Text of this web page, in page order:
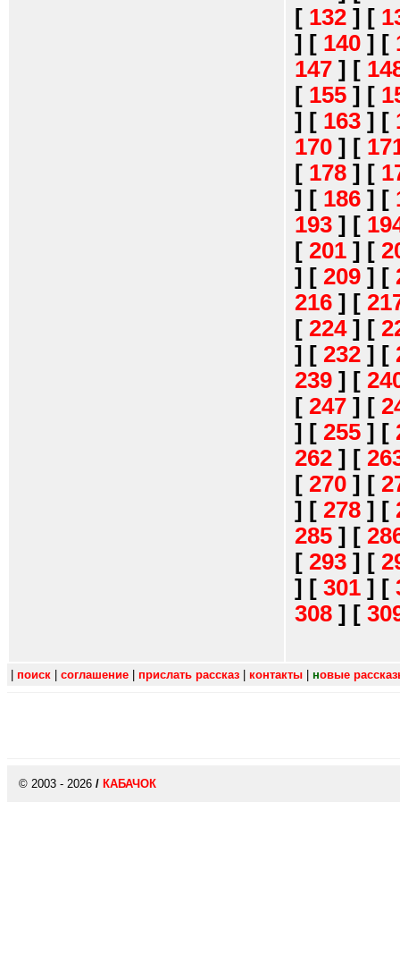
[ 132 ] [
] [ 140 ] [
147 ] [
[ 155 ] [
] [ 163 ] [
170 ] [
[ 178 ] [
] [ 186 ] [
193 ] [
[ 201 ] [
] [ 209 ] [
216 ] [
[ 224] [
] [ 232 ] [
239 ] [
[ 247 ] [
] [ 255 ] [
262 ] [
[ 270 ] [
] [ 278 ] [
285 ] [
[ 293 ] [
] [ 301 ] [
308 ] [
поиск соглашение прислать рассказ контакты новые
© 2003 - 2026 / КАБАЧОК